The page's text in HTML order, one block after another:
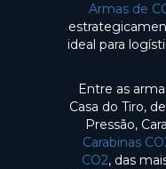
Armas de
ideal para
Entre as
Casa do Tiro,
Pressão,
Carabinas
CO2, das